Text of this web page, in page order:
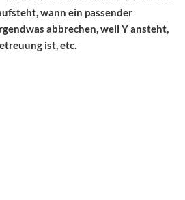
wann ein passender
abbrechen, weil Y ansteht,
ist, etc.